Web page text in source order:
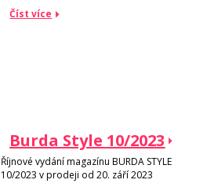
Číst více
Burda Style 10/2023
Říjnové vydání magazínu BURDA STYLE
10/2023 v prodeji od 20. září 2023